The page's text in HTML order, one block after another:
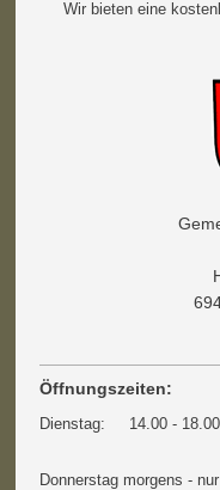
Wir bieten eine
Öffnungszeiten:
Dienstag: 14.00 -
Donnerstag morgens -